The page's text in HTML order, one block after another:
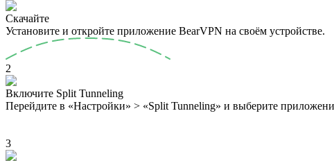
Скачайте
Установите и откройте приложение BearVPN на своём устройстве.
2
Включите Split Tunneling
Перейдите в «Настройки» > «Split Tunneling» и выберите
3